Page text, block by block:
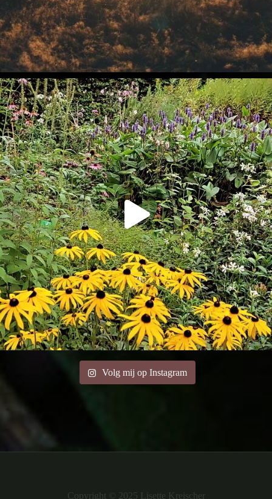
Volg mij op Instagram
Copyright © 2025 Lisette Kreischer